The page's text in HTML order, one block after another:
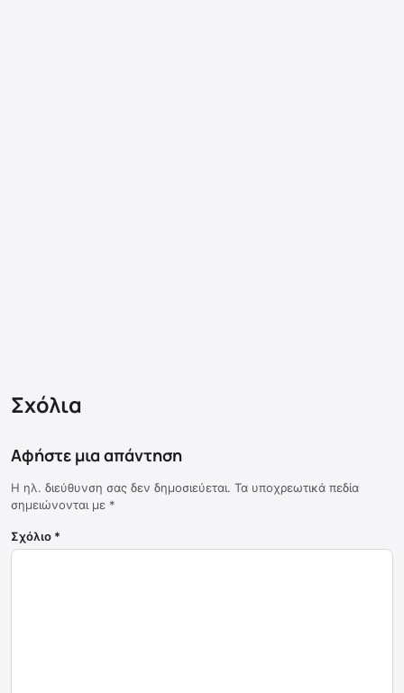
Σχόλια
Αφήστε μια απάντηση
Η ηλ. διεύθυνση σας δεν δημοσιεύεται. Τα υποχρεωτικά πεδία
σημειώνονται με *
Σχόλιο *